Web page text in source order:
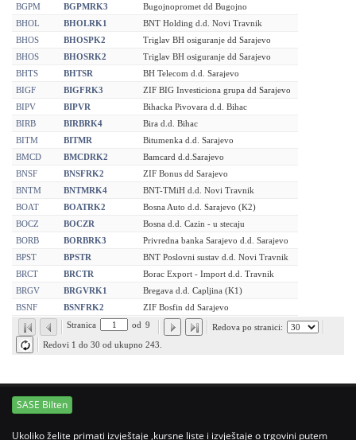
BGPM
BGPMRK3
Bugojnopromet dd Bugojno
BHOL
BHOLRK1
BNT Holding d.d. Novi Travnik
BHOS
BHOSPK2
Triglav BH osiguranje dd Sarajevo
BHOS
BHOSRK2
Triglav BH osiguranje dd Sarajevo
BHTS
BHTSR
BH Telecom d.d. Sarajevo
BIGF
BIGFRK3
ZIF BIG Investiciona grupa dd Sarajevo
BIPV
BIPVR
Bihacka Pivovara d.d. Bihac
BIRB
BIRBRK4
Bira d.d. Bihac
BITM
BITMR
Bitumenka d.d. Sarajevo
BMCD
BMCDRK2
Bamcard d.d.Sarajevo
BNSF
BNSFRK2
ZIF Bonus dd Sarajevo
BNTM
BNTMRK4
BNT-TMiH d.d. Novi Travnik
BOAT
BOATRK2
Bosna Auto d.d. Sarajevo (K2)
BOCZ
BOCZR
Bosna d.d. Cazin - u stecaju
BORB
BORBRK3
Privredna banka Sarajevo d.d. Sarajevo
BPST
BPSTR
BNT Poslovni sustav d.d. Novi Travnik
BRCT
BRCTR
Borac Export - Import d.d. Travnik
BRGV
BRGVRK1
Bregava d.d. Capljina (K1)
BSNF
BSNFRK2
ZIF Bosfin dd Sarajevo
Stranica
od 9
Redova po stranici:
Redovi 1 do 30 od ukupno 243.
SASE Bilten
Ukoliko želite primati izvještaje ,kursne liste i izvještaje o trgovini putem